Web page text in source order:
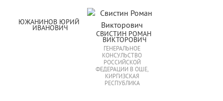
ЮЖАНИНОВ ЮРИЙ
ИВАНОВИЧ
СВИСТИН РОМАН
ВИКТОРОВИЧ
ГЕНЕРАЛЬНОЕ
КОНСУЛЬСТВО
РОССИЙСКОЙ
ФЕДЕРАЦИИ В ОШЕ,
КИРГИЗСКАЯ
РЕСПУБЛИКА